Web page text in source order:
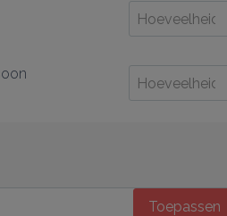
Toepassen